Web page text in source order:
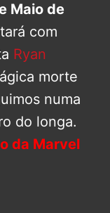
Maio de
com
Ryan
morte
numa
do longa.
da Marvel